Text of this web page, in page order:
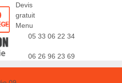
Devis
gratuit
Menu
05 33 06 22 34
06 26 96 23 69